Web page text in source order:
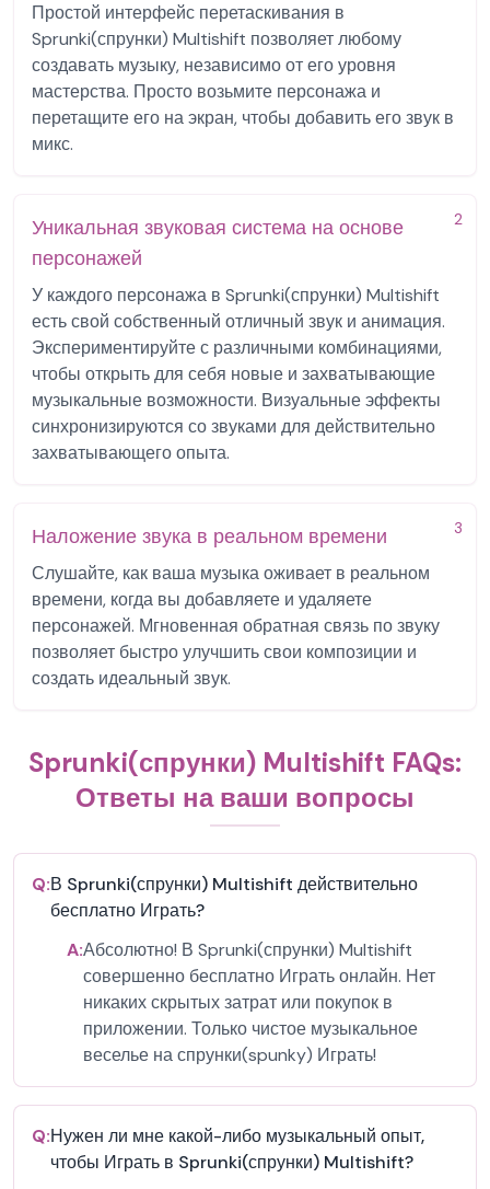
Простой интерфейс перетаскивания в
Sprunki(спрунки) Multishift позволяет любому
создавать музыку, независимо от его уровня
мастерства. Просто возьмите персонажа и
перетащите его на экран, чтобы добавить его звук в
микс.
2
Уникальная звуковая система на основе
персонажей
У каждого персонажа в Sprunki(спрунки) Multishift
есть свой собственный отличный звук и анимация.
Экспериментируйте с различными комбинациями,
чтобы открыть для себя новые и захватывающие
музыкальные возможности. Визуальные эффекты
синхронизируются со звуками для действительно
захватывающего опыта.
3
Наложение звука в реальном времени
Слушайте, как ваша музыка оживает в реальном
времени, когда вы добавляете и удаляете
персонажей. Мгновенная обратная связь по звуку
позволяет быстро улучшить свои композиции и
создать идеальный звук.
Sprunki(спрунки) Multishift FAQs:
Ответы на ваши вопросы
Q:В Sprunki(спрунки) Multishift действительно
бесплатно Играть?
A:Абсолютно! В Sprunki(спрунки) Multishift
совершенно бесплатно Играть онлайн. Нет
никаких скрытых затрат или покупок в
приложении. Только чистое музыкальное
веселье на спрунки(spunky) Играть!
Q:Нужен ли мне какой-либо музыкальный опыт,
чтобы Играть в Sprunki(спрунки) Multishift?